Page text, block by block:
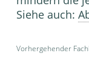
Siehe auch:
Vorhergehender